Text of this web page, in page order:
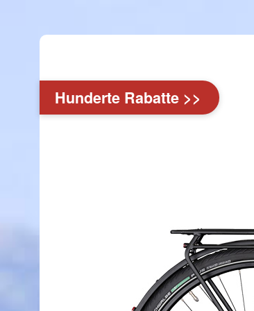
Hunderte Rabatte >>